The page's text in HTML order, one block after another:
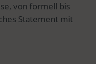
von formell bis
Statement mit